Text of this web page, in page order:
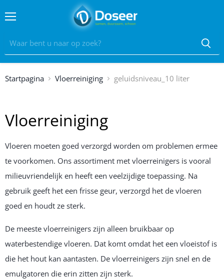
Startpagina Vloerreiniging geluidsniveau_10 liter
Vloerreiniging
Vloeren moeten goed verzorgd worden om problemen ermee
te voorkomen. Ons assortiment met vloerreinigers is vooral
milieuvriendelijk en heeft een veelzijdige toepassing. Na
gebruik geeft het een frisse geur, verzorgd het de vloeren
goed en houdt ze sterk.
De meeste vloerreinigers zijn alleen bruikbaar op
waterbestendige vloeren. Dat komt omdat het een vloeistof is
die het hout kan aantasten. De vloerreinigers zijn snel en de
emulgatoren die erin zitten zijn sterk.